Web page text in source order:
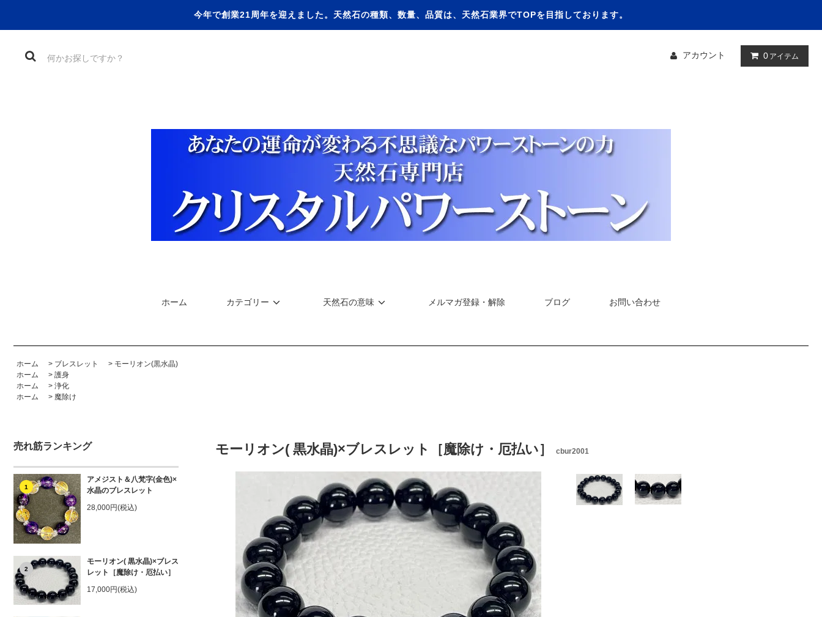
今年で創業21周年を迎えました。天然石の種類、数量、品質は、天然石業界でTOPを目指しております。
アカウント 0 アイテム
ホーム カテゴリー 天然石の意味 メルマガ登録・解除 ブログ お問い合わせ
ホーム > ブレスレット > モーリオン(黒水晶)
ホーム
> 護身
ホーム
> 浄化
ホーム
> 魔除け
売れ筋ランキング
1
アメジスト＆八梵字(金色)×
水晶のブレスレット
28,000円(税込)
2
モーリオン( 黒水晶)×ブレス
レット［魔除け・厄払い］
17,000円(税込)
モーリオン( 黒水晶)×ブレスレット［魔除け・厄払い］ cbur2001